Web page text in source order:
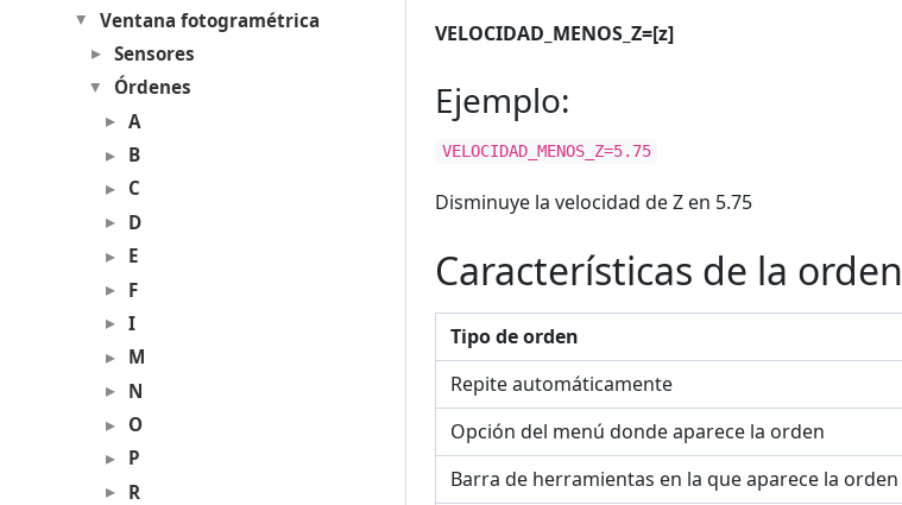
Ventana fotogramétrica
Sensores
Órdenes
A
B
C
D
E
F
I
M
N
O
P
R
VELOCIDAD_MENOS_Z=[z]
Ejemplo:
VELOCIDAD_MENOS_Z=5.75
Disminuye la velocidad de Z en 5.75
Características de la orden
Tipo de orden
Repite automáticamente
Opción del menú donde aparece la orden
Barra de herramientas en la que aparece la orden